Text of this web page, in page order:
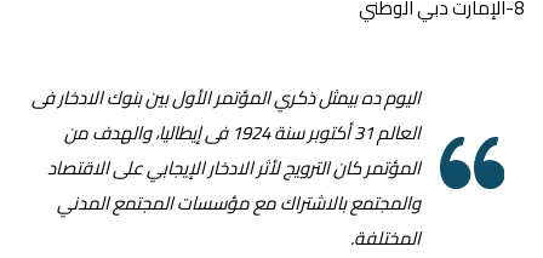
8-الإمارت دبي الوطني
اليوم ده بيمثل ذكري المؤتمر الأول بين بنوك الادخار فى
العالم 31 أكتوبر سنة 1924 فى إيطاليا، والهدف من
المؤتمر كان الترويج لأثر الادخار الإيجابي على الاقتصاد
والمجتمع بالاشتراك مع مؤسسات المجتمع المدني
المختلفة.